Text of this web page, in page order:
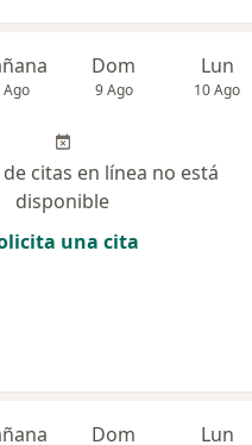
Ago
Dom
9 Ago
Lun
10 Ago
citas en línea no está
disponible
una cita
Dom Lun